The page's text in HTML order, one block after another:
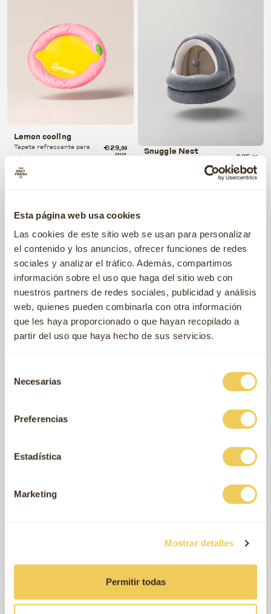
Esta página web usa cookies
Las cookies de este sitio web se usan para personalizar
el contenido y los anuncios, ofrecer funciones de redes
sociales y analizar el tráfico. Además, compartimos
información sobre el uso que haga del sitio web con
nuestros partners de redes sociales, publicidad y análisis
web, quienes pueden combinarla con otra información
que les haya proporcionado o que hayan recopilado a
partir del uso que haya hecho de sus servicios.
Necesarias
Preferencias
Estadística
Marketing
Mostrar detalles
Permitir todas
Lemon cooling
Tapete refrescante para
cães e gatos
desde
€29,99 Snuggle Nest €35,99
Purple Gaga Monster €55,99
Rainbow Dream Tunnel
cães e gatos
FlipFlop cooling